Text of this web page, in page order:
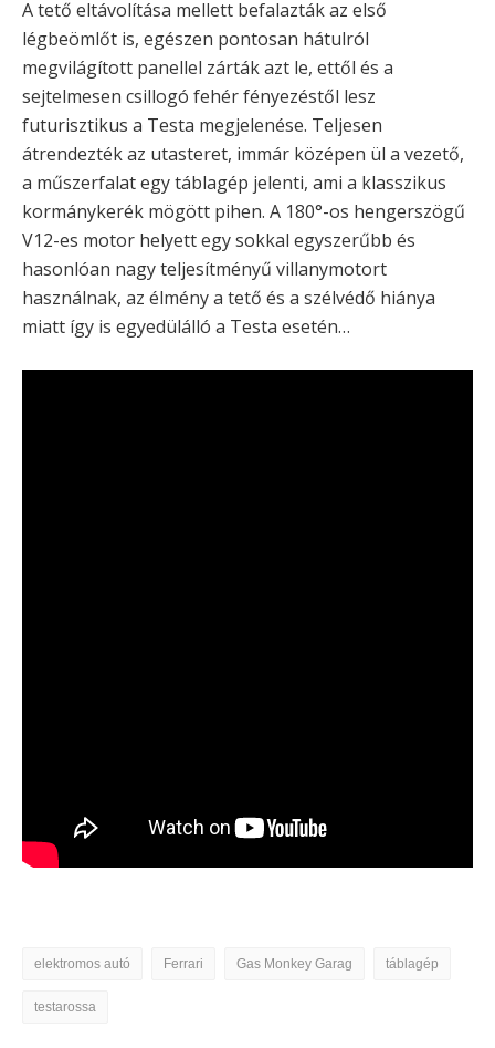
A tető eltávolítása mellett befalazták az első
légbeömlőt is, egészen pontosan hátulról
megvilágított panellel zárták azt le, ettől és a
sejtelmesen csillogó fehér fényezéstől lesz
futurisztikus a Testa megjelenése. Teljesen
átrendezték az utasteret, immár középen ül a vezető,
a műszerfalat egy táblagép jelenti, ami a klasszikus
kormánykerék mögött pihen. A 180°-os hengerszögű
V12-es motor helyett egy sokkal egyszerűbb és
hasonlóan nagy teljesítményű villanymotort
használnak, az élmény a tető és a szélvédő hiánya
miatt így is egyedülálló a Testa esetén…
elektromos autó Ferrari Gas Monkey Garag táblagép
testarossa